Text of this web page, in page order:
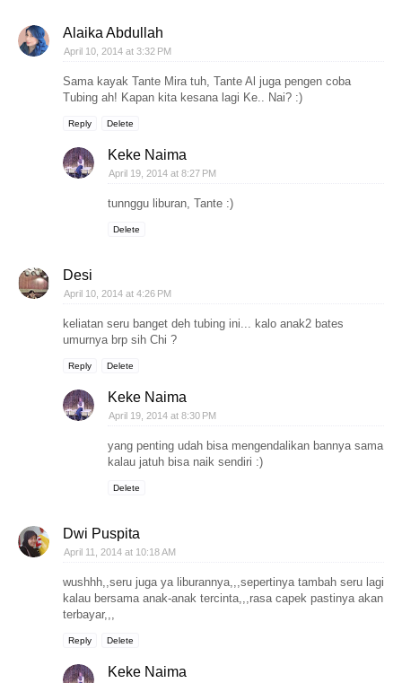
Alaika Abdullah
April 10, 2014 at 3:32 PM
Sama kayak Tante Mira tuh, Tante Al juga pengen coba
Tubing ah! Kapan kita kesana lagi Ke.. Nai? :)
Reply Delete
Keke Naima
April 19, 2014 at 8:27 PM
tunnggu liburan, Tante :)
Delete
Desi
April 10, 2014 at 4:26 PM
keliatan seru banget deh tubing ini... kalo anak2 bates
umurnya brp sih Chi ?
Reply Delete
Keke Naima
April 19, 2014 at 8:30 PM
yang penting udah bisa mengendalikan bannya sama
kalau jatuh bisa naik sendiri :)
Delete
Dwi Puspita
April 11, 2014 at 10:18 AM
wushhh,,seru juga ya liburannya,,,sepertinya tambah seru lagi
kalau bersama anak-anak tercinta,,,rasa capek pastinya akan
terbayar,,,
Reply Delete
Keke Naima